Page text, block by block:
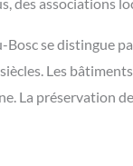
se distingue
Les
La préservation